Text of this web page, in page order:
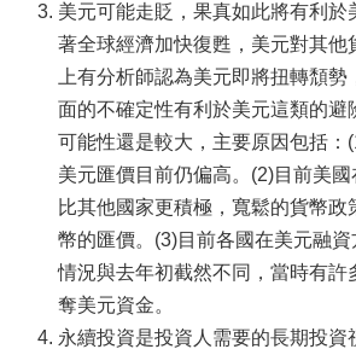
美元可能走貶，果真如此將有利於
著全球經濟加快復甦，美元對其他
上有分析師認為美元即將扭轉頹
面的不確定性有利於美元這類的避
可能性還是較大，主要原因包括：
美元匯價目前仍偏高。(2)目前美
比其他國家更積極，寬鬆的貨幣政
幣的匯價。(3)目前各國在美元融資
情況與去年初截然不同，當時有許
奪美元資金。
永續投資是投資人需要的長期投資